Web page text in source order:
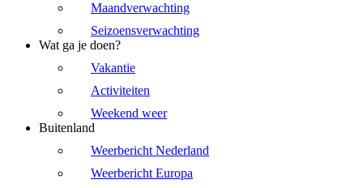
Maandverwachting
Seizoensverwachting
Wat ga je doen?
Vakantie
Activiteiten
Weekend weer
Buitenland
Weerbericht Nederland
Weerbericht Europa